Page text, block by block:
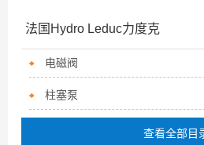
法国Hydro Leduc力度克
电磁阀
柱塞泵
查看全部目